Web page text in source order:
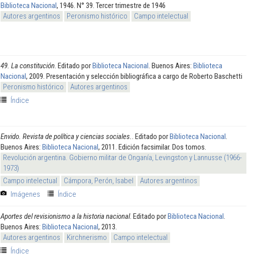
Biblioteca Nacional, 1946. N° 39. Tercer trimestre de 1946
Autores argentinos
Peronismo histórico Campo intelectual
49. La constitución. Editado porBiblioteca Nacional. Buenos Aires: Biblioteca
Nacional, 2009. Presentación y selección bibliográfica a cargo de Roberto Baschetti
Peronismo histórico
Autores argentinos
Índice
Envido. Revista de política y ciencias sociales.. Editado porBiblioteca Nacional.
Buenos Aires: Biblioteca Nacional, 2011. Edición facsimilar. Dos tomos.
Revolución argentina. Gobierno militar de Onganía, Levingston y Lannusse (1966-
1973)
Campo intelectual
Cámpora, Perón, Isabel
Autores argentinos
Imágenes
Índice
Aportes del revisionismo a la historia nacional. Editado porBiblioteca Nacional.
Buenos Aires: Biblioteca Nacional, 2013.
Autores argentinos
Kirchnerismo
Campo intelectual
Índice